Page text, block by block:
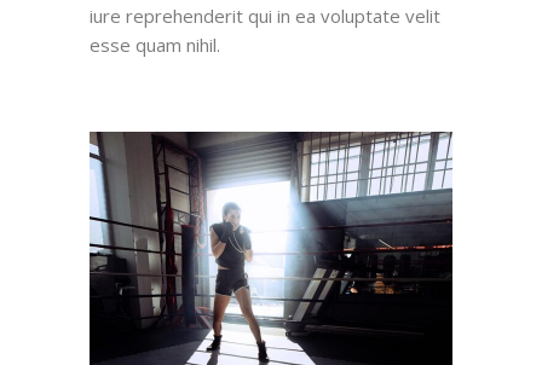
iure reprehenderit qui in ea voluptate velit
esse quam nihil.